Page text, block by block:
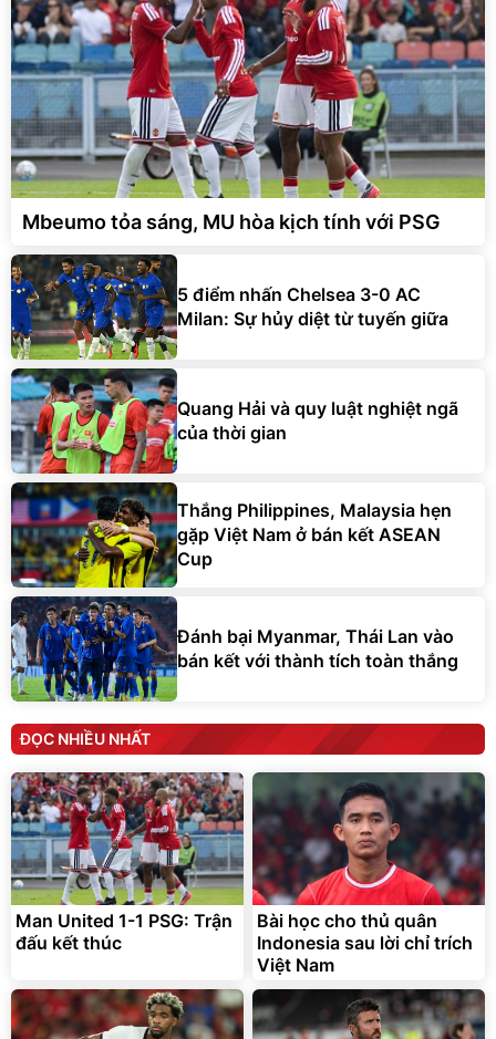
Mbeumo tỏa sáng, MU hòa kịch tính với PSG
5 điểm nhấn Chelsea 3-0 AC
Milan: Sự hủy diệt từ tuyến giữa
Quang Hải và quy luật nghiệt ngã
của thời gian
Thắng Philippines, Malaysia hẹn
gặp Việt Nam ở bán kết ASEAN
Cup
Đánh bại Myanmar, Thái Lan vào
bán kết với thành tích toàn thắng
ĐỌC NHIỀU NHẤT
Man United 1-1 PSG: Trận
đấu kết thúc
Bài học cho thủ quân
Indonesia sau lời chỉ trích
Việt Nam